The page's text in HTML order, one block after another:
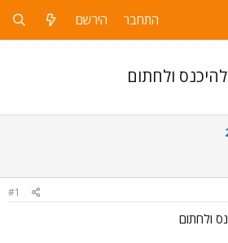
התחבר הירשם
ולחתום
#1
ולחתום